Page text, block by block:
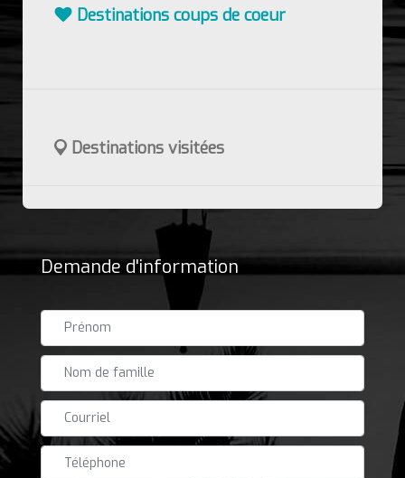
Destinations coups de coeur
Destinations visitées
Demande d'information